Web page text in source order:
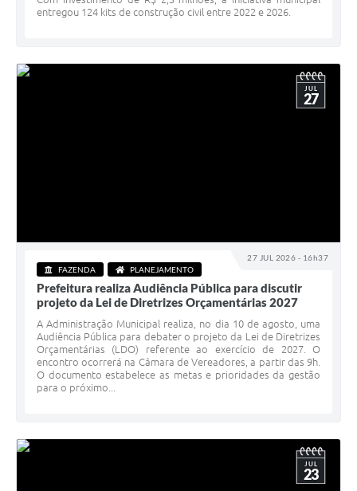
entregou 124 kits de construção civil entre 2022 e 2026.
27 JUL 2026 - 16h37
JUL
27
FAZENDA PLANEJAMENTO
Prefeitura realiza Audiência Pública para discutir
projeto da Lei de Diretrizes Orçamentárias 2027
A Administração Municipal realiza, no dia 10 de agosto, uma
Audiência Pública para debater o projeto da Lei de Diretrizes
Orçamentárias (LDO) referente ao exercício de 2027. O
encontro ocorrerá na Câmara de Vereadores, a partir das 9h.
O documento estabelece as metas e prioridades da gestão
para o próximo...
JUL
23